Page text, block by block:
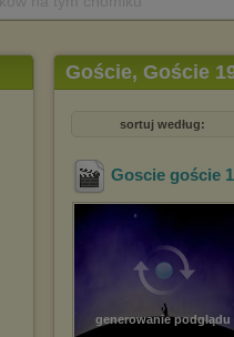
Goście, Goście
sortuj według:
Goscie goście
generowanie podglądu